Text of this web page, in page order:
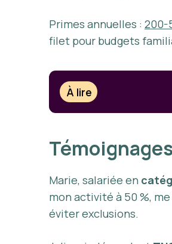
Primes annuelles : 200-
filet pour budgets
À lire
Marie, salariée en
mon activité à 50 %,
éviter exclusions.